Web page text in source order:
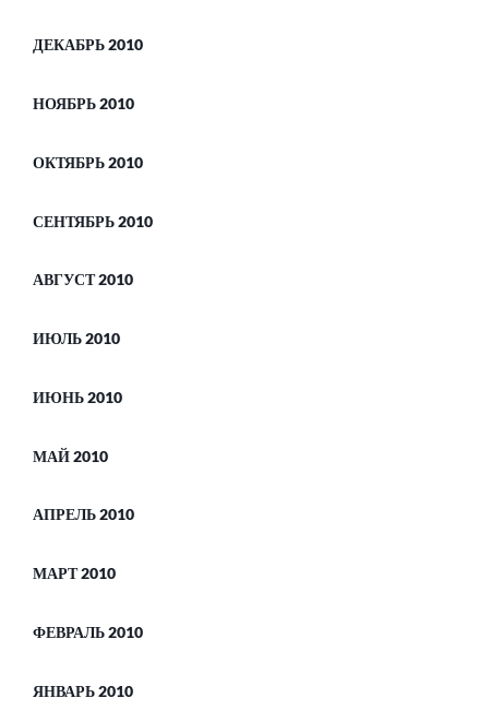
ДЕКАБРЬ 2010
НОЯБРЬ 2010
ОКТЯБРЬ 2010
СЕНТЯБРЬ 2010
АВГУСТ 2010
ИЮЛЬ 2010
ИЮНЬ 2010
МАЙ 2010
АПРЕЛЬ 2010
МАРТ 2010
ФЕВРАЛЬ 2010
ЯНВАРЬ 2010